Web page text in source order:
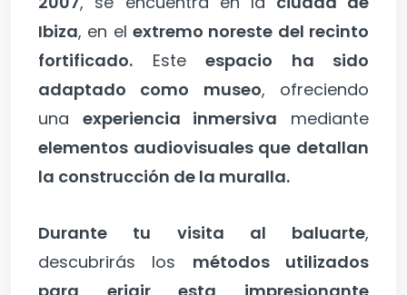
Ibiza, en el extremo noreste del recinto
fortificado. Este espacio ha sido
adaptado como museo, ofreciendo
una experiencia inmersiva mediante
elementos audiovisuales que detallan
la construcción de la muralla.
Durante tu visita al baluarte,
descubrirás los métodos utilizados